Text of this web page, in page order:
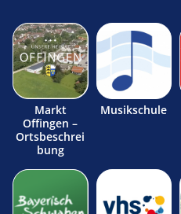
Markt
Offingen –
Ortsbeschrei
bung
Musikschule